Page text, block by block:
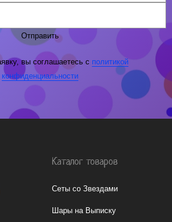
Отправить
вы соглашаетесь с политикой
конфиденциальности
Каталог товаров
Сеты со Звездами
Шары на Выписку